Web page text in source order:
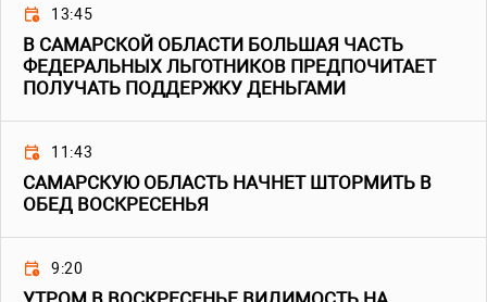
13:45
В САМАРСКОЙ ОБЛАСТИ БОЛЬШАЯ ЧАСТЬ
ФЕДЕРАЛЬНЫХ ЛЬГОТНИКОВ ПРЕДПОЧИТАЕТ
ПОЛУЧАТЬ ПОДДЕРЖКУ ДЕНЬГАМИ
11:43
САМАРСКУЮ ОБЛАСТЬ НАЧНЕТ ШТОРМИТЬ В
ОБЕД ВОСКРЕСЕНЬЯ
9:20